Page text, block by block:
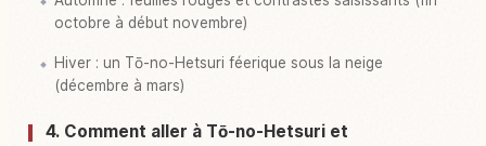
octobre à début novembre)
Hiver : un Tō-no-Hetsuri féerique sous la neige
(décembre à mars)
4. Comment aller à Tō-no-Hetsuri et